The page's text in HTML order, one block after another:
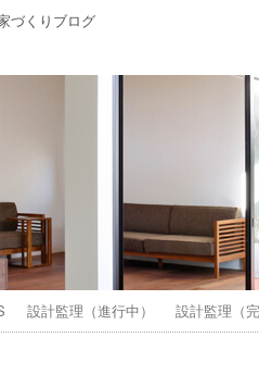
づくりブログ
設計監理（進行中） 設計監理（完